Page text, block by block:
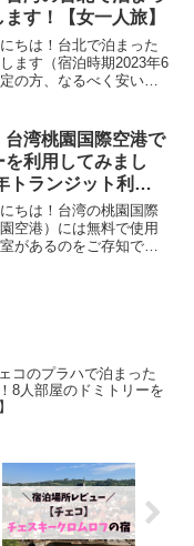
す！【女一人旅】
ちは！台北で泊まった
ます（宿泊時期2023年6
の方、なるべく安いと
回は、4プラスホステ...
台湾桃園国際空港で
利用してみまし
トランジット利
ちは！台湾の桃園国際
空港）には無料で使用
があるのをご存知でし
コのプラハで泊まった
8人部屋のドミトリーを